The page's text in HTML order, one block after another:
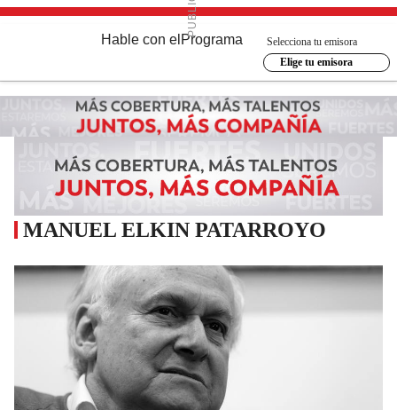
Hable con el Programa
Selecciona tu emisora
Elige tu emisora
MANUEL ELKIN PATARROYO